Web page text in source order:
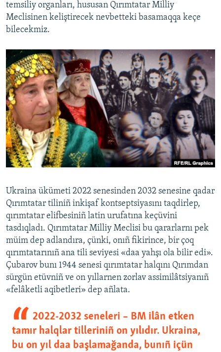
temsiliy organları, hususan Qırımtatar Milliy
Meclisinen keliştirecek nevbetteki basamaqqa keçe
bilecekmiz.
Ukraina ükümeti 2022 senesinden 2032 senesine qadar
Qırımtatar tiliniñ inkişaf kontseptsiyasını taqdirlep,
qırımtatar elifbesiniñ latin urufatına keçüvini
tasdıqladı. Qırımtatar Milliy Meclisi bu qararlarnı pek
müim dep adlandıra, çünki, onıñ fikirince, bir çoq
qırımtatarınıñ ana tili seviyesi «daa yahşı ola bilir edi».
Çubarov bunı 1944 senesi qırımtatar halqını Qırımdan
sürgün etüvniñ ve on yıllarnen zorlav assimilâtsiyanıñ
«felâketli aqibetleri» dep añlata.
2022-2032 seneleri – BM ilân etken
tamır halqlar tilleriniñ on yılıdır. Ukraina,
bu on yıl daa başlamağanda, bunıñ içün